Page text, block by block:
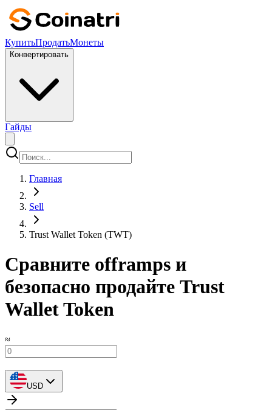
КупитьПродатьМонеты
Конвертировать
Гайды
Главная
Sell
Trust Wallet Token (TWT)
Сравните offramps и
безопасно продайте Trust
Wallet Token
≈
USD